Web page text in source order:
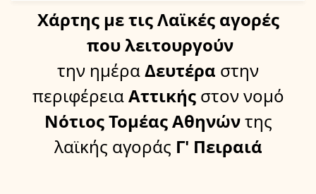
Χάρτης με τις Λαϊκές αγορές
που λειτουργούν
την ημέραΔευτέρα στην
περιφέρειαΑττικής στον νομό
Νότιος Τομέας Αθηνώντης
λαϊκής αγοράς Γ' Πειραιά